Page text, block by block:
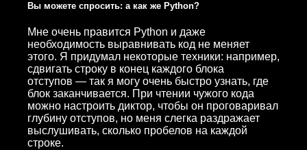
Вы можете спросить: а как же Python?
Мне очень правится Python и даже
необходимость выравнивать код не меняет
этого. Я придумал некоторые техники: например,
сдвигать строку в конец каждого блока
отступов — так я могу очень быстро узнать, где
блок заканчивается. При чтении чужого кода
можно настроить диктор, чтобы он проговаривал
глубину отступов, но меня слегка раздражает
выслушивать, сколько пробелов на каждой
строке.